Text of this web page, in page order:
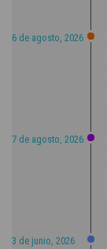
6 de agosto, 2026
7 de agosto, 2026
3 de junio, 2026